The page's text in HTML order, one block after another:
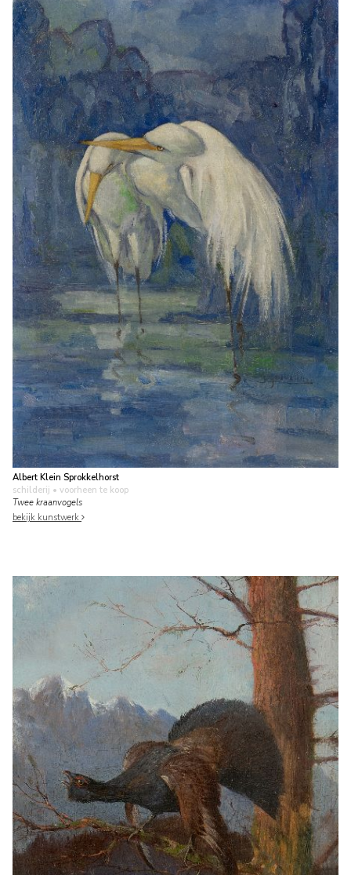
Albert Klein Sprokkelhorst
schilderij • voorheen te koop
Twee kraanvogels
bekijk kunstwerk